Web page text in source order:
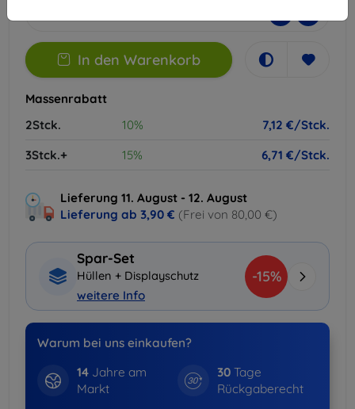
- +
In den Warenkorb
Massenrabatt
2Stck.
10%
7,12 €/Stck.
3Stck.+
15% 6,71 €/Stck.
Lieferung 11. August - 12. August
Lieferung ab 3,90 € (Frei von 80,00 €)
Spar-Set
Hüllen + Displayschutz
weitere Info
-15%
Warum bei uns einkaufen?
14Jahre am
Markt
30 Tage
Rückgaberecht